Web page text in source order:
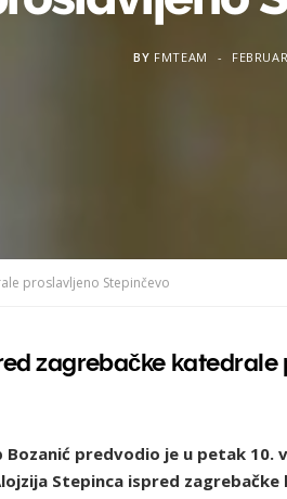
BY FMTEAM
proslavljeno Stepinčevo
zagrebačke katedrale
predvodio je u petak 10.
Stepinca ispred